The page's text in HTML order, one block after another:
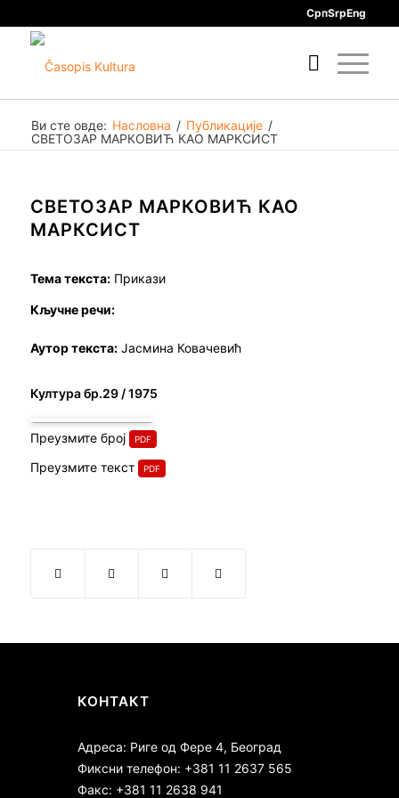
СрпSrpEng
Ви сте овде: Насловна / Публикације /
СВЕТОЗАР МАРКОВИЋ КАО МАРКСИСТ
СВЕТОЗАР МАРКОВИЋ КАО
МАРКСИСТ
Тема текста:Прикази
Кључне речи:
Аутор текста:Јасмина Ковачевић
Култура бр.29 / 1975
Преузмите број
Преузмите текст
КОНТАКТ
Адреса: Риге од Фере 4, Београд
Фиксни телефон: +381 11 2637 565
Факс: +381 11 2638 941